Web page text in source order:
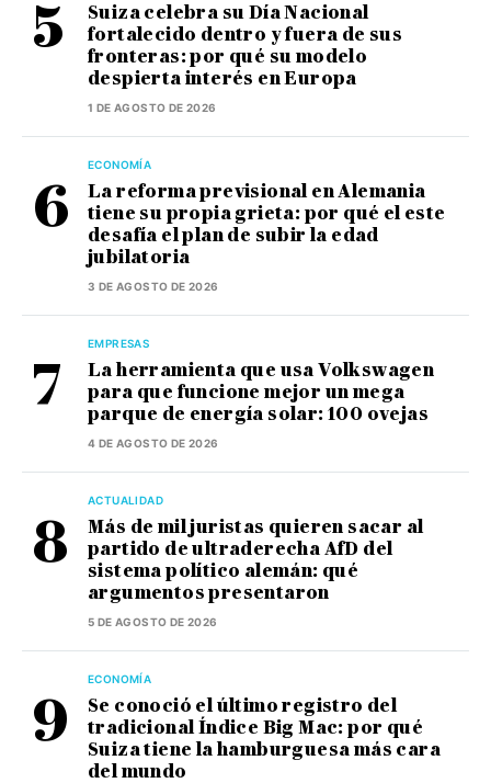
Suiza celebra su Día Nacional
fortalecido dentro y fuera de sus
fronteras: por qué su modelo
despierta interés en Europa
1 DE AGOSTO DE 2026
ECONOMÍA
La reforma previsional en Alemania
tiene su propia grieta: por qué el este
desafía el plan de subir la edad
jubilatoria
3 DE AGOSTO DE 2026
EMPRESAS
La herramienta que usa Volkswagen
para que funcione mejor un mega
parque de energía solar: 100 ovejas
4 DE AGOSTO DE 2026
ACTUALIDAD
Más de mil juristas quieren sacar al
partido de ultraderecha AfD del
sistema político alemán: qué
argumentos presentaron
5 DE AGOSTO DE 2026
ECONOMÍA
Se conoció el último registro del
tradicional Índice Big Mac: por qué
Suiza tiene la hamburguesa más cara
del mundo